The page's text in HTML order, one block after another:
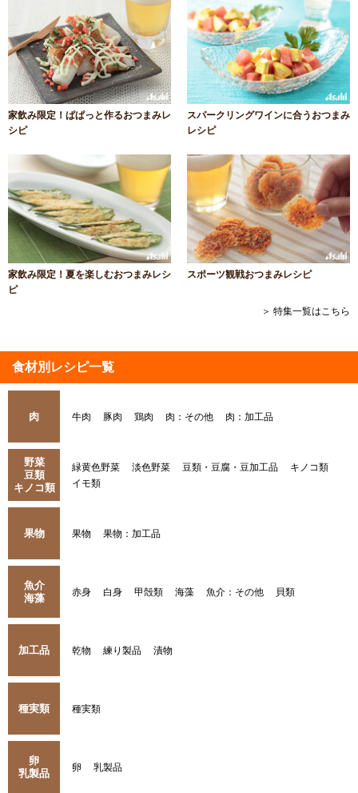
家飲み限定！ぱぱっと作るおつまみレ
シピ
スパークリングワインに合うおつまみ
レシピ
家飲み限定！夏を楽しむおつまみレシ
ピ
スポーツ観戦おつまみレシピ
＞ 特集一覧はこちら
食材別レシピ一覧
肉 牛肉 豚肉 鶏肉 肉：その他 肉：加工品
野菜
豆類
キノコ類
緑黄色野菜 淡色野菜 豆類・豆腐・豆加工品
キノコ類
イモ類
果物 果物 果物：加工品
魚介
海藻
赤身 白身 甲殻類 海藻 魚介：その他 貝類
加工品 乾物 練り製品 漬物
種実類 種実類
卵
乳製品
卵 乳製品